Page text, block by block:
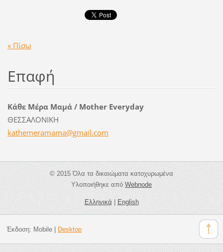
« Πίσω
Επαφή
Κάθε Μέρα Μαμά / Mother Everyday
ΘΕΣΣΑΛΟΝΙΚΗ
kathemeramama@gmail.com
© 2015 Όλα τα δικαιώματα κατοχυρωμένα
Υλοποιήθηκε απόWebnode
Ελληνικά|English
Έκδοση: Mobile| Desktop